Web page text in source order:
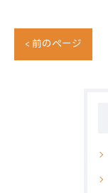
< 前のページ